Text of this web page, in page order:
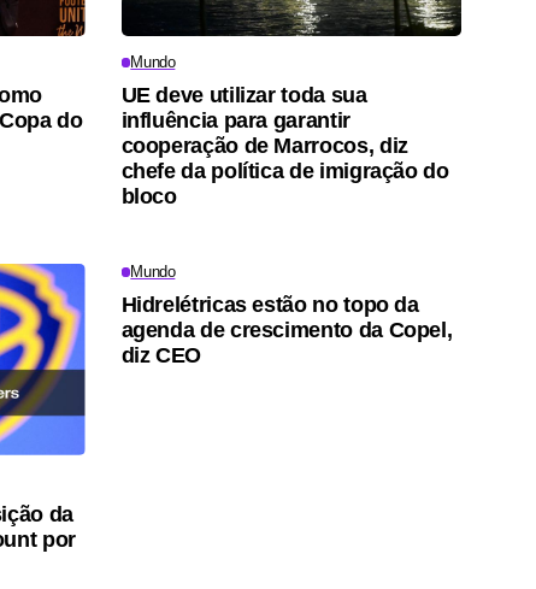
do
Mundo
UE deve utilizar toda sua
influência para garantir
cooperação de Marrocos, diz
chefe da política de imigração do
bloco
da
por
Mundo
Hidrelétricas estão no topo da
agenda de crescimento da Copel,
diz CEO